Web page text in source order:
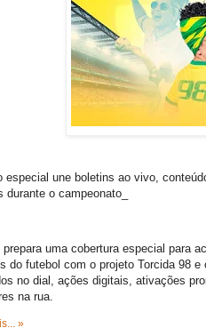
especial une boletins ao vivo,
durante o campeonato_
prepara uma cobertura especial para
do futebol com o projeto Torcida 98
no dial, ações digitais, ativações
na rua.
»